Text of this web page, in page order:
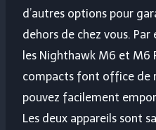
d’autres options pour
dehors de chez vous.
les Nighthawk M6 et M6
compacts font office de
pouvez facilement
Les deux appareils sont